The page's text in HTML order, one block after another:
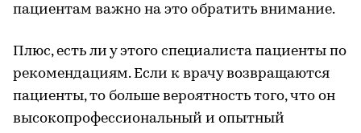
пациентам важно на это обратить внимание.
Плюс, есть ли у этого специалиста пациенты по
рекомендациям. Если к врачу возвращаются
пациенты, то больше вероятность того, что он
высокопрофессиональный и опытный